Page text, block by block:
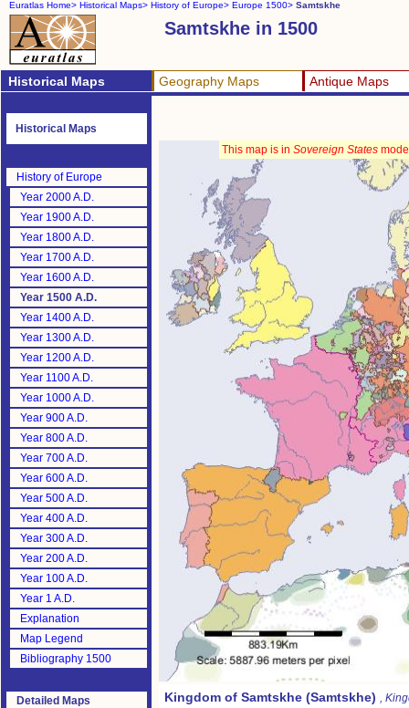
Euratlas Home> Historical Maps> History of Europe> Europe 1500> Samtskhe
Samtskhe in 1500
Historical Maps Geography Maps Antique Maps
Historical Maps
History of Europe
Year 2000 A.D.
Year 1900 A.D.
Year 1800 A.D.
Year 1700 A.D.
Year 1600 A.D.
Year 1500 A.D.
Year 1400 A.D.
Year 1300 A.D.
Year 1200 A.D.
Year 1100 A.D.
Year 1000 A.D.
Year 900 A.D.
Year 800 A.D.
Year 700 A.D.
Year 600 A.D.
Year 500 A.D.
Year 400 A.D.
Year 300 A.D.
Year 200 A.D.
Year 100 A.D.
Year 1 A.D.
Explanation
Map Legend
Bibliography 1500
Detailed Maps
This map is in Sovereign States
Kingdom of Samtskhe (Samtskhe) ,